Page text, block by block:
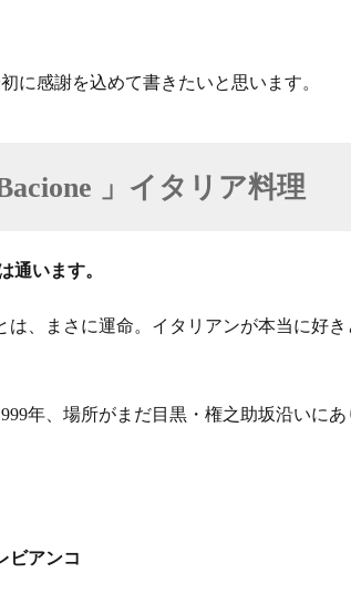
に感謝を込めて書きたいと思います。
」イタリア料理
通います。
は、まさに運命。イタリアンが本当に好
年 、場所がまだ目黒・権之助坂沿いに
ビアンコ